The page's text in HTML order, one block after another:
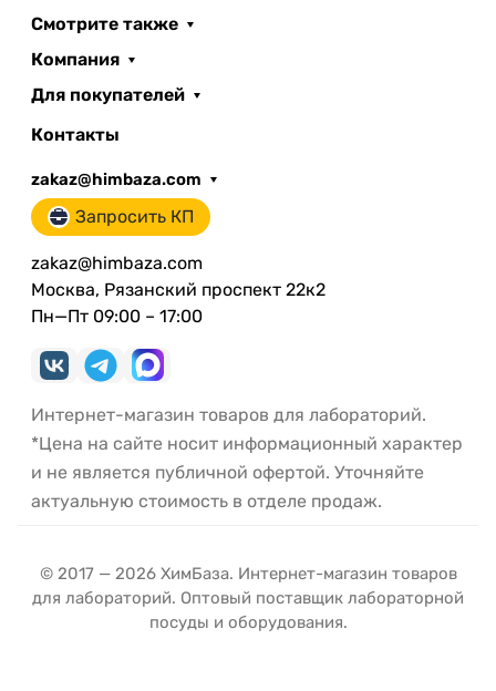
Смотрите также
Компания
Для покупателей
Контакты
zakaz@himbaza.com
Запросить КП
zakaz@himbaza.com
Москва, Рязанский проспект 22к2
Пн—Пт 09:00 – 17:00
Интернет-магазин товаров для лабораторий.
*Цена на сайте носит информационный характер
и не является публичной офертой. Уточняйте
актуальную стоимость в отделе продаж.
© 2017 — 2026 ХимБаза. Интернет-магазин товаров
для лабораторий. Оптовый поставщик лабораторной
посуды и оборудования.